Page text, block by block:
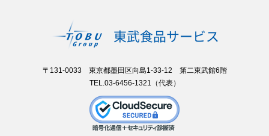
〒131-0033 東京都墨田区向島1-33-12 第二東武館6階
TEL.03-6456-1321（代表）